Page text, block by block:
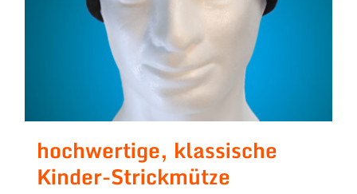
hochwertige, klassische
Kinder-Strickmütze